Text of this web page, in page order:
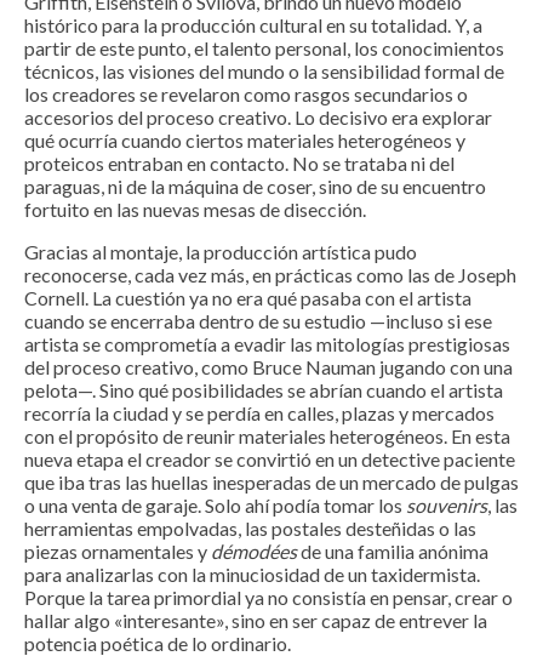
histórico para la producción cultural en su totalidad. Y, a
partir de este punto, el talento personal, los conocimientos
técnicos, las visiones del mundo o la sensibilidad formal de
los creadores se revelaron como rasgos secundarios o
accesorios del proceso creativo. Lo decisivo era explorar
qué ocurría cuando ciertos materiales heterogéneos y
proteicos entraban en contacto. No se trataba ni del
paraguas, ni de la máquina de coser, sino de su encuentro
fortuito en las nuevas mesas de disección.
Gracias al montaje, la producción artística pudo
reconocerse, cada vez más, en prácticas como las de Joseph
Cornell. La cuestión ya no era qué pasaba con el artista
cuando se encerraba dentro de su estudio —incluso si ese
artista se comprometía a evadir las mitologías prestigiosas
del proceso creativo, como Bruce Nauman jugando con una
pelota—. Sino qué posibilidades se abrían cuando el artista
recorría la ciudad y se perdía en calles, plazas y mercados
con el propósito de reunir materiales heterogéneos. En esta
nueva etapa el creador se convirtió en un detective paciente
que iba tras las huellas inesperadas de un mercado de pulgas
o una venta de garaje. Solo ahí podía tomar los souvenirs, las
herramientas empolvadas, las postales desteñidas o las
piezas ornamentales y démodéesde una familia anónima
para analizarlas con la minuciosidad de un taxidermista.
Porque la tarea primordial ya no consistía en pensar, crear o
hallar algo «interesante», sino en ser capaz de entrever la
potencia poética de lo ordinario.